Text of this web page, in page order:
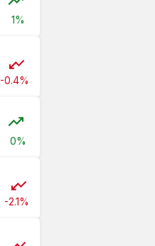
1%
-0.4%
0%
-2.1%